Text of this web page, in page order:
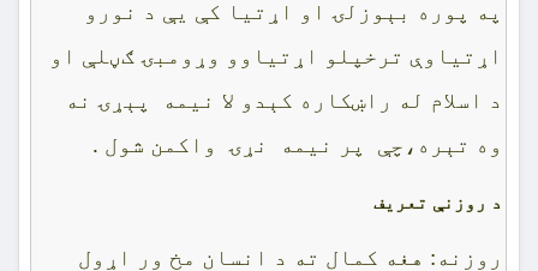
په پوره بېوزلۍ او اړتيا کې يې د نورو
اړتياوې ترخپلو اړتياوو وړومبۍ ګڼلې او
د اسلام له راښکاره کېدو لا نيمه پېړۍ نه
وه تېره،چې پر نيمه نړۍ واکمن شول .
د روزنې تعريف
روزنه: هغه کمال ته د انسان مخ ور اړول